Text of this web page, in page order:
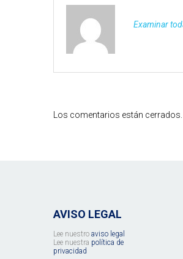
Examinar
Los comentarios están cerrados.
AVISO LEGAL
Lee nuestro aviso legal
Lee nuestra política de
privacidad